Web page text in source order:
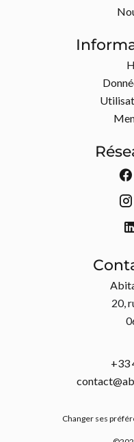
20,
+33
Changer ses